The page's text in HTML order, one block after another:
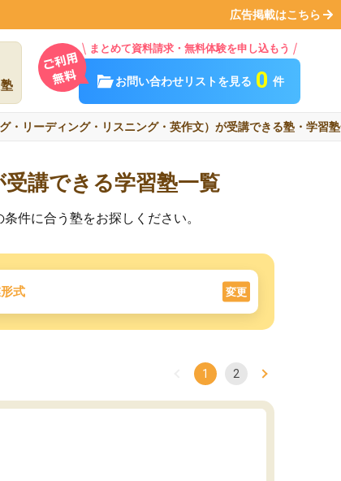
広告掲載はこちら
まとめて資料請求・無料体験を申し込もう
お問い合わせリストを見る 0 件
・リーディング・リスニング・英作文）が受講できる塾・学習
講できる学習塾一覧
件に合う塾をお探しください。
式 変更
1 2